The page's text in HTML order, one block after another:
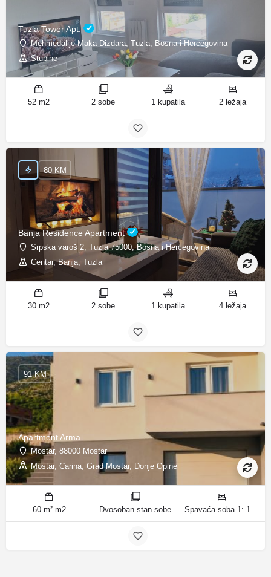
Tuzla Tower Apt.
Mehmedalije Maka Dizdara, Tuzla, Bosna i Hercegovina
Stupine
52 m2 2 sobe 1 kupatila 2 ležaja
Banja Residence Apartment
Srpska varoš 2, Tuzla 75000, Bosna i Hercegovina
Centar, Banja, Tuzla
80 KM
30 m2 2 sobe 1 kupatila 4 ležaja
Apartment Arma
Mostar, 88000 Mostar
Mostar, Carina, Grad Mostar, Donje Opine
91 KM
60 m² m2 Dvosoban stan sobe Spavaća soba 1: 1 bračni krevet | Spavaća soba 2: 1 bračni krevet ležaja